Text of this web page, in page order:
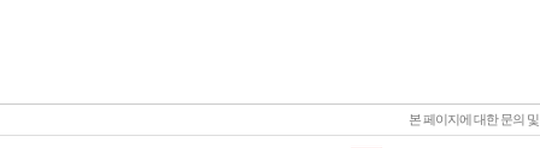
본 페이지에 대한 문의